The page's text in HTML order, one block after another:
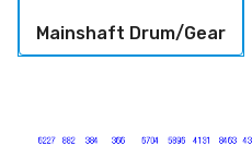
Mainshaft Drum/Gear